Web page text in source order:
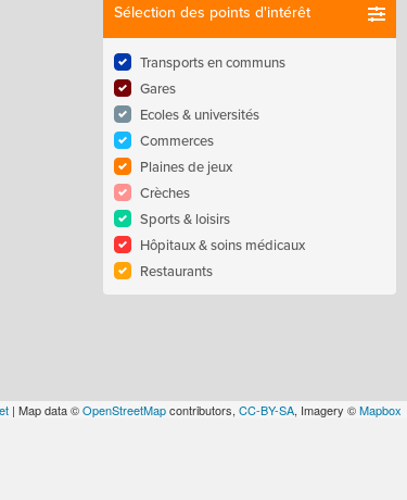
Sélection des points d'intérêt
Transports en communs
Gares
Ecoles & universités
Commerces
Plaines de jeux
Crèches
Sports & loisirs
Hôpitaux & soins médicaux
Restaurants
| Map data ©OpenStreetMapcontributors, CC-BY-SA, Imagery ©Mapbox